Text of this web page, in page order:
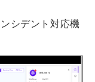
シデント対応機